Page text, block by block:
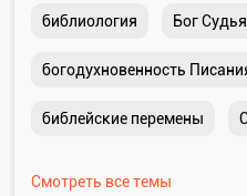
библиология Бог Судья
богодухновенность
библейские перемены